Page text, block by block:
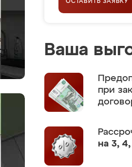
ОСТАВИТЬ ЗАЯВКУ
Ваша
при
на 3,